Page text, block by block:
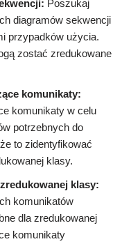
Poszukaj
diagramów sekwencji
przypadków użycia.
zostać zredukowane
komunikaty:
komunikaty w celu
potrzebnych do
to zidentyfikować
klasy.
klasy:
komunikatów
dla zredukowanej
komunikaty